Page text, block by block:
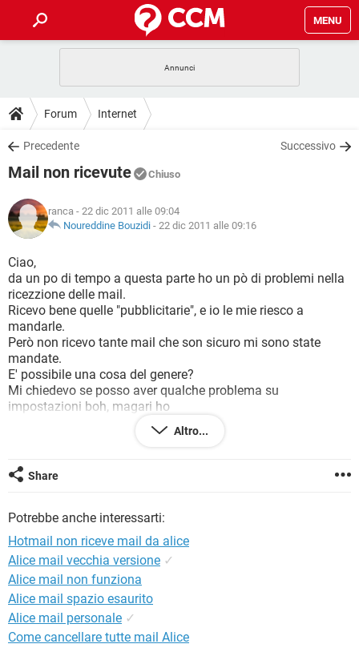
MENU
INTRATTENIMENTO
iOS
INSTAGRAM
TIKTOK
HARDWARE
GUIDE
COVID-19
INSTAGRAM
TIKTOK
HARDWARE
DOWNLOAD
COVID-19
INTRATTENIMENTO
iOS WINDOWS 10
INSTAGRAM
TIKTOK FACEBOOK
HARDWARE
COVID-19
INTRATTENIMENTO
iOS
INSTAGRAM
TIKTOK
HARDWARE
GLOSSARIO
COVID-19
INTRATTENIMENTO ANDROID
iOS WINDOWS 10
INSTAGRAM WHATSAPP
TIKTOK
HARDWARE
Forum Internet
Precedente Successivo
Mail non ricevute Chiuso
ranca - 22 dic 2011 alle 09:04
Noureddine Bouzidi - 22 dic 2011 alle 09:16
Ciao,
da un po di tempo a questa parte ho un pò di problemi nella
ricezzione delle mail.
Ricevo bene quelle "pubblicitarie", e io le mie riesco a
mandarle.
Però non ricevo tante mail che son sicuro mi sono state
mandate.
E' possibile una cosa del genere?
Mi chiedevo se posso aver qualche problema su
impostazioni boh, magari ho
qualche impostazione sbagliata sulla ricezzione di alcune
Grazie! Andrea.
Altro...
Share
Potrebbe anche interessarti:
Hotmail non riceve mail da alice
Alice mail vecchia versione ✓
Alice mail non funziona
Alice mail spazio esaurito
Alice mail personale ✓
Come cancellare tutte mail Alice